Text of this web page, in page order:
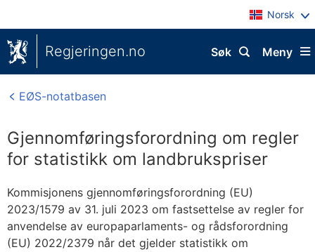
Norsk
Regjeringen.no Meny
Søk
EØS-notatbasen
Gjennomføringsforordning om regler
for statistikk om landbrukspriser
Kommisjonens gjennomføringsforordning (EU)
2023/1579 av 31. juli 2023 om fastsettelse av regler for
anvendelse av europaparlaments- og rådsforordning
(EU) 2022/2379 når det gjelder statistikk om